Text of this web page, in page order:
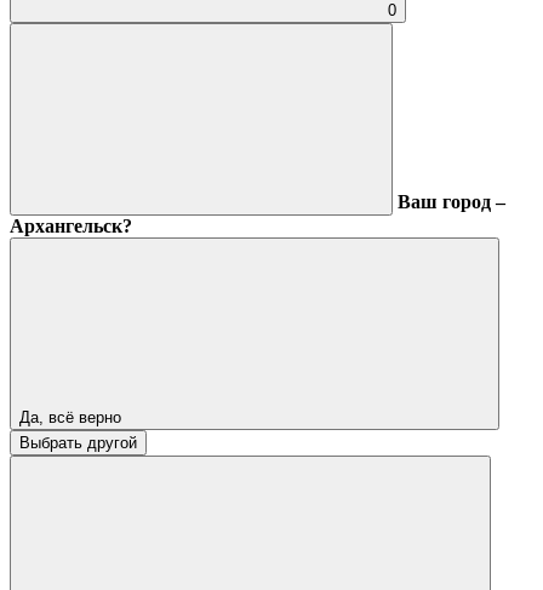
0
Ваш город –
Архангельск?
Да, всё верно
Выбрать другой